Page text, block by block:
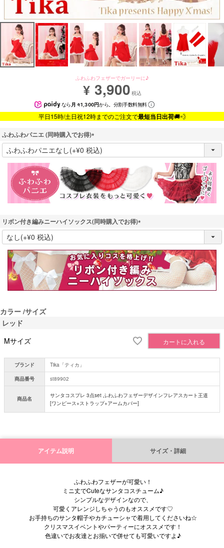
ふわふわフェザーでガーリーに♪
¥ 3,900 税込
なら 月々1,300円から。分割手数料無料
平日15時/土日祝12時までのご注文で最短当日出荷🚚💨
ふわふわパニエ (同時購入でお得)
(
必
)
リボン付き編みニーハイソックス(同時購入でお得)
(
必
須
)
カラー サイズ
レッド
Mサイズ
カートに入れる
ブランド
Tika「ティカ」
商品番号
st89902
商品名
サンタコスプレ 3点set ふわふわフェザーデザインフレアスカート王道
[ワンピース+ストラップ+アームカバー]
アイテム説明 サイズ・詳細
ふわふわフェザーが可愛い！
ミニ丈でCuteなサンタコスチューム♪
シンプルなデザインなので、
可愛くアレンジしちゃうのもオススメです♡
お手持ちのサンタ帽子やカチューシャで着用してくださいね☆
クリスマスイベントやパーティーにオススメです！
色違いでお友達とお揃いで併せても可愛いですよ♪